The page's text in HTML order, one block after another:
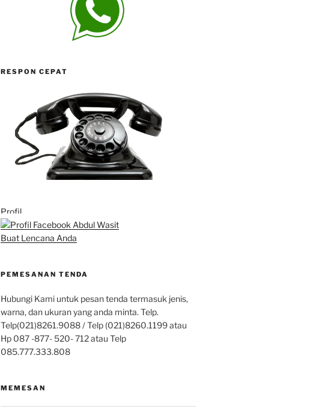
RESPON CEPAT
Profil
Buat Lencana Anda
PEMESANAN TENDA
Hubungi Kami untuk pesan tenda termasuk jenis,
warna, dan ukuran yang anda minta. Telp.
Telp(021)8261.9088 / Telp (021)8260.1199 atau
Hp 087 -877- 520- 712 atau Telp
085.777.333.808
MEMESAN